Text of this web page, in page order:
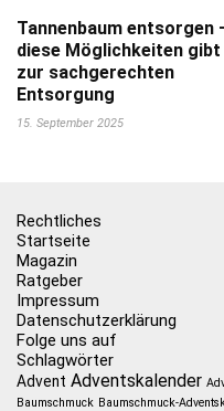
Tannenbaum entsorgen
diese Möglichkeiten gibt
zur sachgerechten
Entsorgung
15. September 2025
Rechtliches
Startseite
Magazin
Ratgeber
Impressum
Datenschutzerklärung
Folge uns auf
Schlagwörter
Advent Adventskalender
Baumschmuck Baumschmuck-